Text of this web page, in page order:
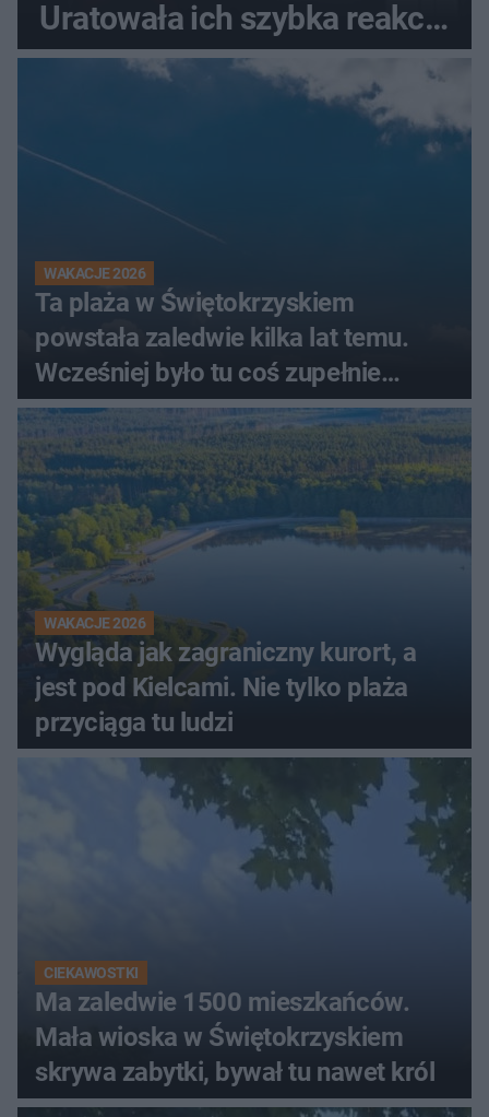
Uratowała ich szybka reakcja
świadków
WAKACJE 2026
Ta plaża w Świętokrzyskiem
powstała zaledwie kilka lat temu.
Wcześniej było tu coś zupełnie
innego
WAKACJE 2026
Wygląda jak zagraniczny kurort, a
jest pod Kielcami. Nie tylko plaża
przyciąga tu ludzi
CIEKAWOSTKI
Ma zaledwie 1500 mieszkańców.
Mała wioska w Świętokrzyskiem
skrywa zabytki, bywał tu nawet król